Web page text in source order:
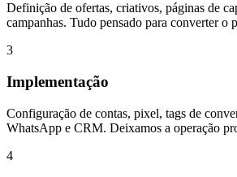
Definição de ofertas, criativos, páginas de
campanhas. Tudo pensado para converter o
3
Implementação
Configuração de contas, pixel, tags de
WhatsApp e CRM. Deixamos a operação
4